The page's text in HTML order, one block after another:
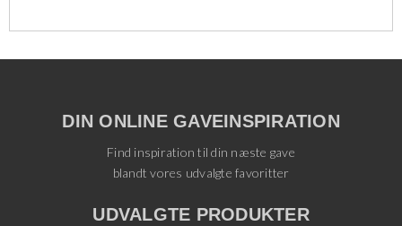
DIN ONLINE GAVEINSPIRATION
Find inspiration til din næste gave
blandt vores udvalgte favoritter
UDVALGTE PRODUKTER